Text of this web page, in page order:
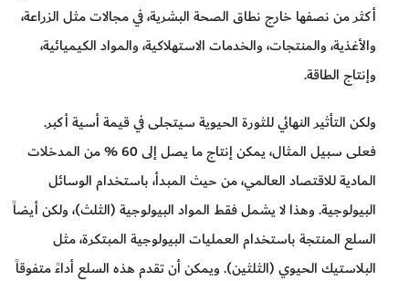
أكثر من نصفها خارج نطاق الصحة البشرية، في مجالات مثل الزراعة،
والأغذية، والمنتجات، والخدمات الاستهلاكية، والمواد الكيميائية،
وإنتاج الطاقة.
ولكن التأثير النهائي للثورة الحيوية سيتجلى في قيمة أسية أكبر.
فعلى سبيل المثال، يمكن إنتاج ما يصل إلى 60 % من المدخلات
المادية للاقتصاد العالمي، من حيث المبدأ، باستخدام الوسائل
البيولوجية. وهذا لا يشمل فقط المواد البيولوجية (الثلث)، ولكن أيضاً
السلع المنتجة باستخدام العمليات البيولوجية المبتكرة، مثل
البلاستيك الحيوي (الثلثين). ويمكن أن تقدم هذه السلع أداءً متفوقاً